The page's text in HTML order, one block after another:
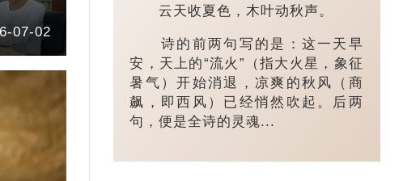
07-02
云天收夏色，木叶动秋声。
诗的前两句写的是：这一天早
安，天上的“流火”（指大火星，象征
暑气）开始消退，凉爽的秋风（商
飙，即西风）已经悄然吹起。后两
句，便是全诗的灵魂...